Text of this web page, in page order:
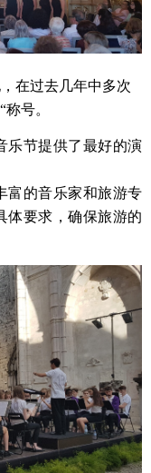
在过去几年中多次
号。
乐节提供了最好的演
富的音乐家和旅游专
体要求，确保旅游的